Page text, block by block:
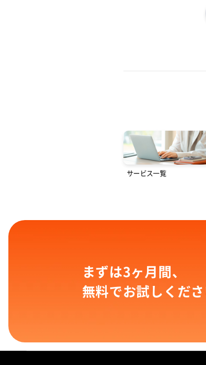
サービス一覧
まずは3ヶ月間、
無料でお試しくだ